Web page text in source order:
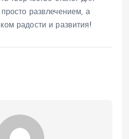
развлечением, а
радости и развития!